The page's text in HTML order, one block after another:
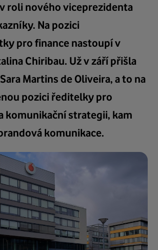
roli nového viceprezidenta
Na pozici
pro finance nastoupí v
Chiribau. Už v září přišla
Martins de Oliveira, a to na
pozici ředitelky pro
komunikační strategii, kam
komunikace.